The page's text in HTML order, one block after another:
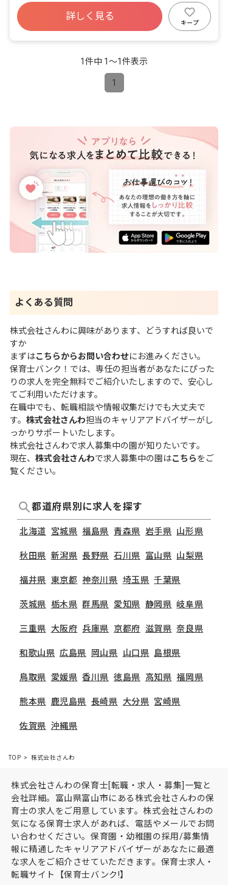
育園のため、一人ひとりの園児とじっく
り向き合い、成長を間近で感じられる環
境です。 20代から60代まで幅広い年齢
育園ですが、英語講師が常駐しているた
め英語スキルは不問です。子どもたちと
一緒に楽しく英語に触れ合える方を歓迎
いたします。
福利厚生充実
残業少なめ
詳しく見る
キープ
1件中 1〜1件表示
1
よくある質問
株式会社さんわに興味があります、どうすれば良いで
すか
まずはこちらからお問い合わせにお進みください。
保育士バンク！では、専任の担当者があなたにぴった
りの求人を完全無料でご紹介いたしますので、安心し
てご利用いただけます。
在職中でも、転職相談や情報収集だけでも大丈夫で
す。 株式会社さんわ担当のキャリアアドバイザーがし
っかりサポートいたします。
株式会社さんわで求人募集中の園が知りたいです。
現在、 株式会社さんわで求人募集中の園はこちらをご
覧ください。
都道府県別に求人を探す
北海道 宮城県 福島県 青森県 岩手県 山形県
秋田県 新潟県 長野県 石川県 富山県 山梨県
福井県 東京都 神奈川県 埼玉県 千葉県
茨城県 栃木県 群馬県 愛知県 静岡県 岐阜県
三重県 大阪府 兵庫県 京都府 滋賀県 奈良県
和歌山県 広島県 岡山県 山口県 島根県
鳥取県 愛媛県 香川県 徳島県 高知県 福岡県
熊本県 鹿児島県 長崎県 大分県 宮崎県
佐賀県 沖縄県
TOP 株式会社さんわ
株式会社さんわの保育士[転職・求人・募集]一覧と
会社詳細。富山県富山市にある株式会社さんわの保
育士の求人をご用意しています。株式会社さんわの
気になる保育士求人があれば、電話やメールでお問
い合わせください。保育園・幼稚園の採用/募集情
報に精通したキャリアアドバイザーがあなたに最適
な求人をご紹介させていただきます。保育士求人・
転職サイト【保育士バンク!】